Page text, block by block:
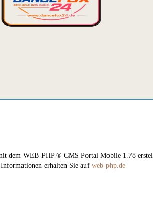
dem WEB-PHP ® CMS Portal Mobile 1.78
erhalten Sie auf web-php.de